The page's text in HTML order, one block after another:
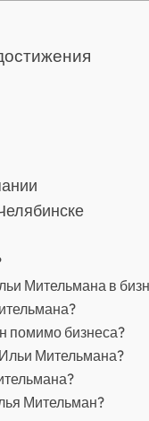
Мительмана в
помимо бизнеса?
Мительмана?
Мительман?